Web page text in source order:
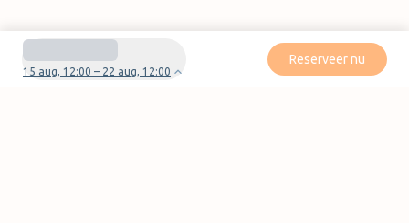
15 aug, 12:00 – 22 aug, 12:00
Reserveer nu